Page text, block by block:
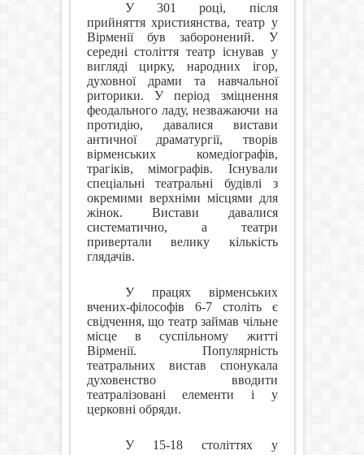
У 301 році, після
прийняття християнства, театр у
Вірменії був заборонений. У
середні століття театр існував у
вигляді цирку, народних ігор,
духовної драми та навчальної
риторики. У період зміцнення
феодального ладу, незважаючи на
протидію, давалися вистави
античної драматургії, творів
вірменських комедіографів,
трагіків, мімографів. Існували
спеціальні театральні будівлі з
окремими верхніми місцями для
жінок. Вистави давалися
систематично, а театри
привертали велику кількість
глядачів.
У працях вірменських
вчених-філософів 6-7 століть є
свідчення, що театр займав чільне
місце в суспільному житті
Вірменії. Популярність
театральних вистав спонукала
духовенство вводити
театралізовані елементи і у
церковні обряди.
У 15-18 століттях у